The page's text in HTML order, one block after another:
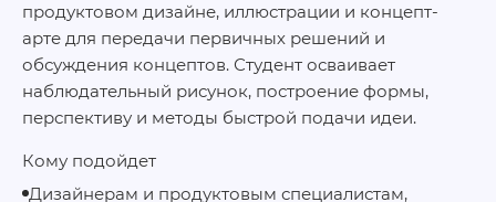
продуктовом дизайне, иллюстрации и концепт-
арте для передачи первичных решений и
обсуждения концептов. Студент осваивает
наблюдательный рисунок, построение формы,
перспективу и методы быстрой подачи идеи.
Кому подойдет
Дизайнерам и продуктовым специалистам,